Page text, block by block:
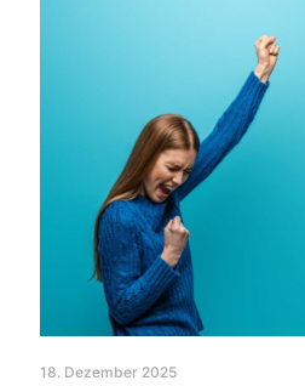
18. Dezember 2025